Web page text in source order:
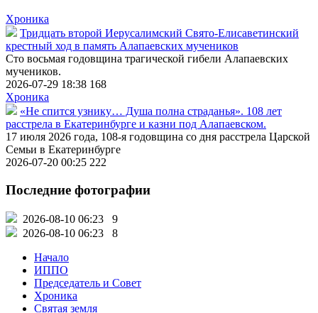
Хроника
Тридцать второй Иерусалимский Свято-Елисаветинский
крестный ход в память Алапаевских мучеников
Сто восьмая годовщина трагической гибели Алапаевских
мучеников.
2026-07-29 18:38 168
Хроника
«Не спится узнику… Душа полна страданья». 108 лет
расстрела в Екатеринбурге и казни под Алапаевском.
17 июля 2026 года, 108-я годовщина со дня расстрела Царской
Семьи в Екатеринбурге
2026-07-20 00:25 222
Последние фотографии
2026-08-10 06:23
9
2026-08-10 06:23
8
Начало
ИППО
Председатель и Совет
Хроника
Святая земля